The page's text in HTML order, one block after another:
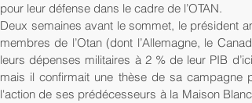
pour leur défense dans le cadre de l’OTAN.
Deux semaines avant le sommet, le président
membres de l’Otan (dont l’Allemagne, le
leurs dépenses militaires à 2 % de leur PIB
mais il confirmait une thèse de sa campagne
l'action de ses prédécesseurs à la Maison